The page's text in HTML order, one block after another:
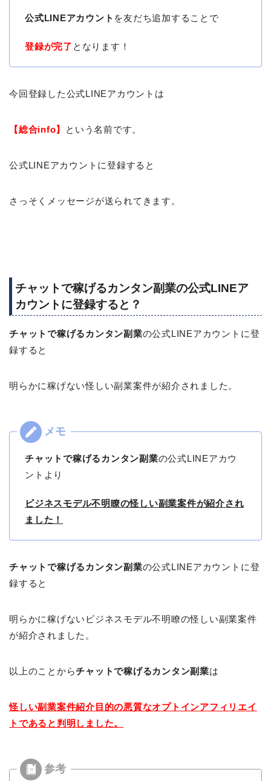
公式LINEアカウント を友だち追加することで
登録が完了 となります！
今回登録した公式LINEアカウントは
【総合info】 という名前です。
公式LINEアカウントに登録すると
さっそくメッセージが送られてきます。
チャットで稼げるカンタン副業の公式LINEア
カウントに登録すると？
チャットで稼げるカンタン副業の公式LINEアカウントに登
録すると
明らかに稼げない怪しい副業案件が紹介されました。
チャットで稼げるカンタン副業の公式LINEアカウ
ントより
ビジネスモデル不明瞭の怪しい副業案件が紹介され
ました！
チャットで稼げるカンタン副業の公式LINEアカウントに登
録すると
明らかに稼げないビジネスモデル不明瞭の怪しい副業案件
が紹介されました。
以上のことからチャットで稼げるカンタン副業は
怪しい副業案件紹介目的の悪質なオプトインアフィリエイ
トであると判明しました。